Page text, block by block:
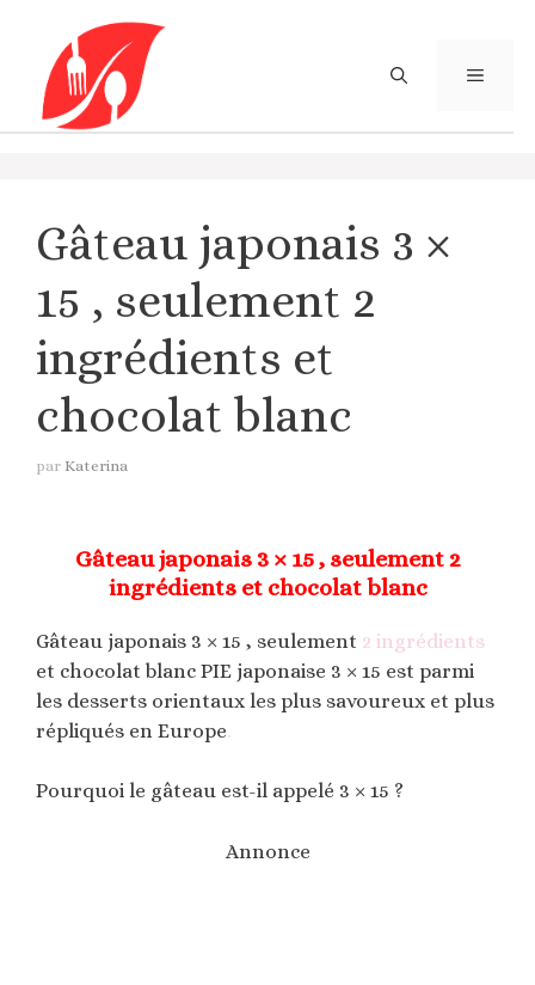
contenu
MENU
Gâteau japonais 3 ×
15 , seulement 2
ingrédients et
chocolat blanc
par Katerina
Gâteau japonais 3 × 15 , seulement 2
ingrédients et chocolat blanc
Gâteau japonais 3 × 15 , seulement 2 ingrédients
et chocolat blanc PIE japonaise 3 × 15 est parmi
les desserts orientaux les plus savoureux et plus
répliqués en Europe.
Pourquoi le gâteau est-il appelé 3 × 15 ?
Annonce